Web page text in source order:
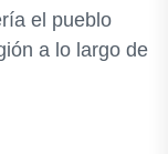
el pueblo
a lo largo de